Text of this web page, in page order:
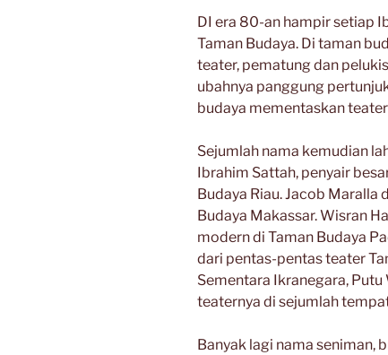
DI era 80-an hampir setiap
Taman Budaya. Di taman
teater, pematung dan
ubahnya panggung
budaya mementaskan
Sejumlah nama kemudian
Ibrahim Sattah, penyair
Budaya Riau. Jacob
Budaya Makassar. Wisran
modern di Taman Budaya
dari pentas-pentas teater
Sementara Ikranegara,
teaternya di sejumlah
Banyak lagi nama seniman,